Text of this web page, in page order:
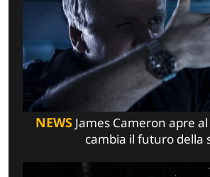
NEWSJames Cameron apre
cambia il futuro della